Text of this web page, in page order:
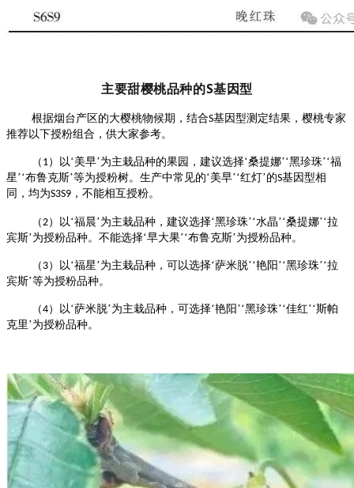
主要甜樱桃品种的S基因型
根据烟台产区的大樱桃物候期，结合S基因型测定结果，樱桃专家
推荐以下授粉组合，供大家参考。
（ 1）以 ‘美早’为主栽品种的果园，建议选择‘桑提娜’‘黑珍珠’‘福
星’‘布鲁克斯’等为授粉树。生产中常见的‘美早’‘红灯’的S基因型相
同，均为S3S9 ，不能相互授粉。
（2）以 ‘福晨’为主栽品种，建议选择‘黑珍珠’‘水晶’‘桑提娜’‘拉
宾斯’为授粉品种。不能选择‘早大果’‘布鲁克斯’为授粉品种。
（ 3）以 ‘福星’为主栽品种，可以选择‘萨米脱’‘艳阳’‘黑珍珠’‘拉
宾斯’等为授粉品种。
（4）以 ‘萨米脱’为主栽品种，可选择‘艳阳’‘黑珍珠’‘佳红’‘斯帕
克里’为授粉品种。